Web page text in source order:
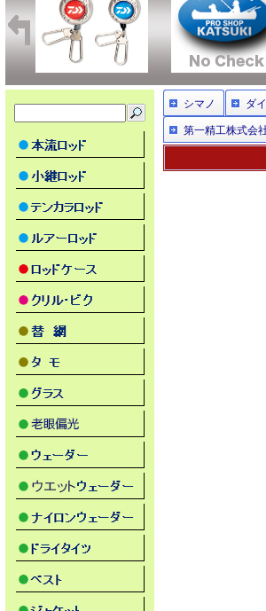
シマノ ダ
第一精工株式会